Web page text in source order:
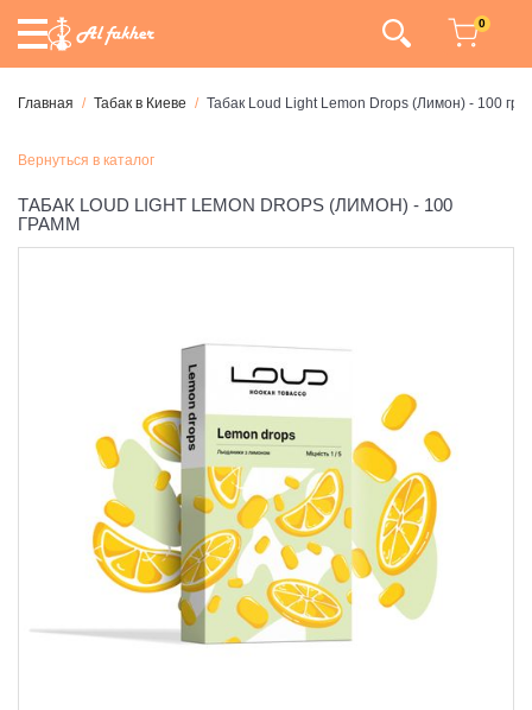
0
Главная Табак в Киеве Табак Loud Light Lemon Drops (Лимон) - 100
Вернуться в каталог
ТАБАК LOUD LIGHT LEMON DROPS (ЛИМОН) - 100
ГРАММ